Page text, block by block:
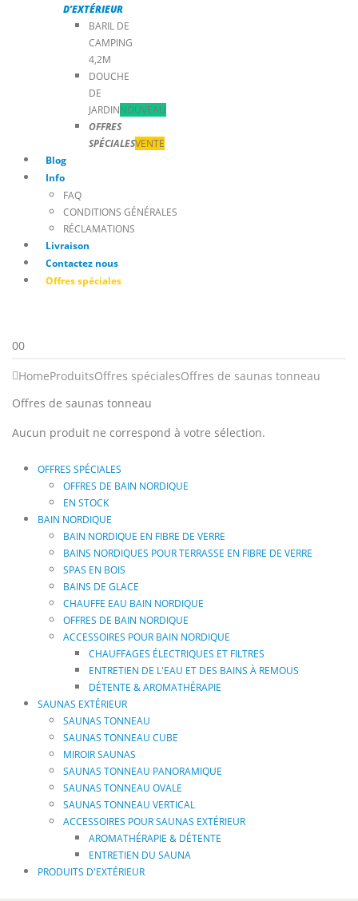
D’EXTÉRIEUR
BARIL DE
CAMPING
4,2M
DOUCHE
DE
JARDINNOUVEAU
OFFRES
SPÉCIALESVENTE
Blog
Info
FAQ
CONDITIONS GÉNÉRALES
RÉCLAMATIONS
Livraison
Contactez nous
Offres spéciales
00
HomeProduitsOffres spécialesOffres de saunas tonneau
Offres de saunas tonneau
Aucun produit ne correspond à votre sélection.
OFFRES SPÉCIALES
OFFRES DE BAIN NORDIQUE
EN STOCK
BAIN NORDIQUE
BAIN NORDIQUE EN FIBRE DE VERRE
BAINS NORDIQUES POUR TERRASSE EN FIBRE DE VERRE
SPAS EN BOIS
BAINS DE GLACE
CHAUFFE EAU BAIN NORDIQUE
OFFRES DE BAIN NORDIQUE
ACCESSOIRES POUR BAIN NORDIQUE
CHAUFFAGES ÉLECTRIQUES ET FILTRES
ENTRETIEN DE L'EAU ET DES BAINS À REMOUS
DÉTENTE & AROMATHÉRAPIE
SAUNAS EXTÉRIEUR
SAUNAS TONNEAU
SAUNAS TONNEAU CUBE
MIROIR SAUNAS
SAUNAS TONNEAU PANORAMIQUE
SAUNAS TONNEAU OVALE
SAUNAS TONNEAU VERTICAL
ACCESSOIRES POUR SAUNAS EXTÉRIEUR
AROMATHÉRAPIE & DÉTENTE
ENTRETIEN DU SAUNA
PRODUITS D'EXTÉRIEUR